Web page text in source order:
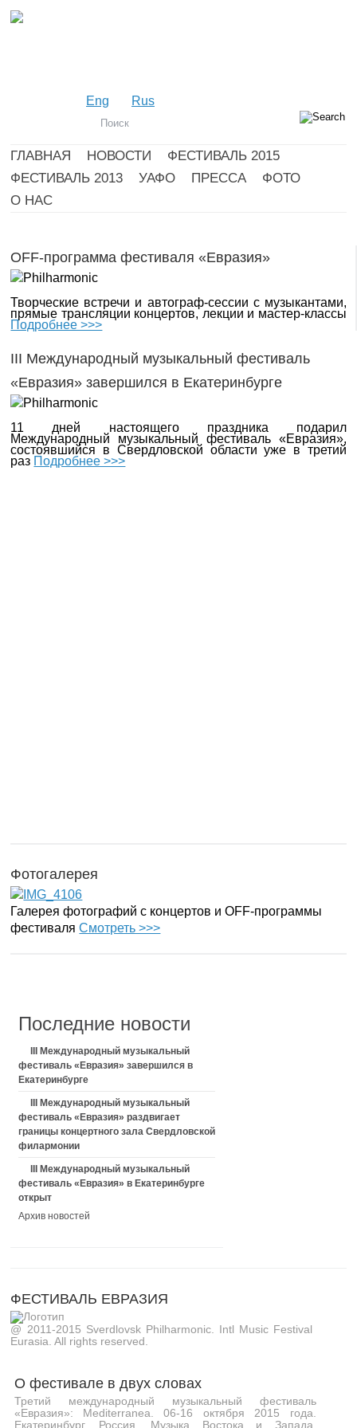
Eng Rus
ГЛАВНАЯ НОВОСТИ
ФЕСТИВАЛЬ 2015
ФЕСТИВАЛЬ 2013
УАФО ПРЕССА
ФОТО
О НАС
OFF-программа фестиваля «Евразия»
Творческие встречи и автограф-сессии с музыкантами,
прямые трансляции концертов, лекции и мастер-классы
Подробнее >>>
III Международный музыкальный фестиваль
«Евразия» завершился в Екатеринбурге
11 дней настоящего праздника подарил
Международный музыкальный фестиваль «Евразия»,
состоявшийся в Свердловской области уже в третий
раз Подробнее >>>
Фотогалерея
Галерея фотографий с концертов и OFF-программы
фестиваляСмотреть >>>
Последние новости
III Международный музыкальный
фестиваль «Евразия» завершился в
Екатеринбурге
III Международный музыкальный
фестиваль «Евразия» раздвигает
границы концертного зала Свердловской
филармонии
III Международный музыкальный
фестиваль «Евразия» в Екатеринбурге
открыт
Архив новостей
ФЕСТИВАЛЬ ЕВРАЗИЯ
@ 2011-2015 Sverdlovsk Philharmonic. Intl Music Festival
Eurasia. All rights reserved.
О фестивале в двух словах
Третий международный музыкальный фестиваль
«Евразия»: Mediterranea. 06-16 октября 2015 года.
Екатеринбург, Россия. Музыка Востока и Запада,